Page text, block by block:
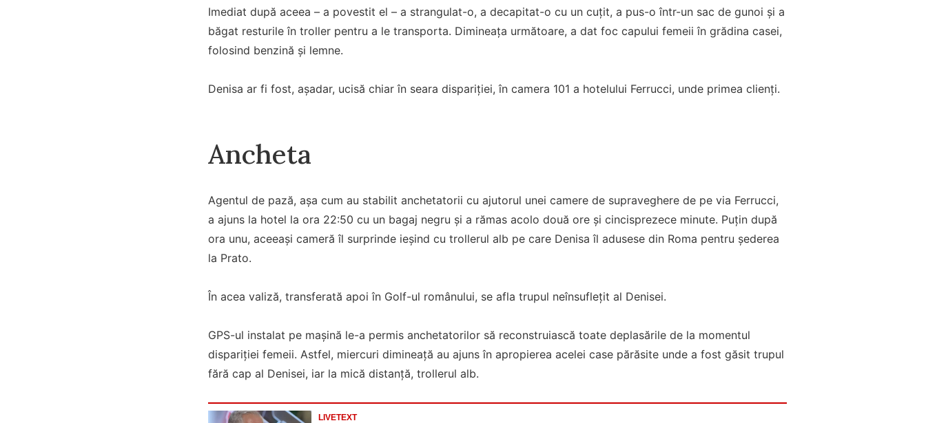
Imediat după aceea – a povestit el – a strangulat-o, a decapitat-o cu un cuțit, a pus-o într-un sac de gunoi și a
băgat resturile în troller pentru a le transporta. Dimineața următoare, a dat foc capului femeii în grădina casei,
folosind benzină și lemne.
Denisa ar fi fost, așadar, ucisă chiar în seara dispariției, în camera 101 a hotelului Ferrucci, unde primea clienți.
Ancheta
Agentul de pază, așa cum au stabilit anchetatorii cu ajutorul unei camere de supraveghere de pe via Ferrucci,
a ajuns la hotel la ora 22:50 cu un bagaj negru și a rămas acolo două ore și cincisprezece minute. Puțin după
ora unu, aceeași cameră îl surprinde ieșind cu trollerul alb pe care Denisa îl adusese din Roma pentru șederea
la Prato.
În acea valiză, transferată apoi în Golf-ul românului, se afla trupul neînsuflețit al Denisei.
GPS-ul instalat pe mașină le-a permis anchetatorilor să reconstruiască toate deplasările de la momentul
dispariției femeii. Astfel, miercuri dimineață au ajuns în apropierea acelei case părăsite unde a fost găsit trupul
fără cap al Denisei, iar la mică distanță, trollerul alb.
LIVETEXT